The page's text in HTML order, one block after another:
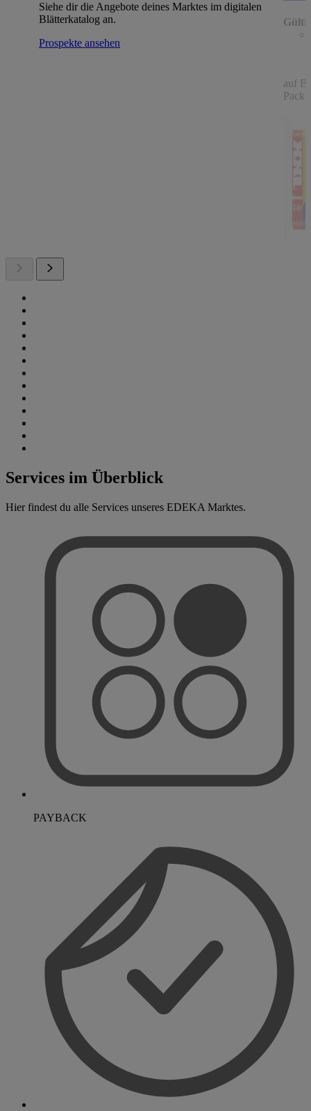
Siehe dir die Angebote deines Marktes im digitalen
Blätterkatalog an.
Prospekte ansehen
auf
Services im Überblick
Hier findest du alle Services unseres EDEKA Marktes.
PAYBACK